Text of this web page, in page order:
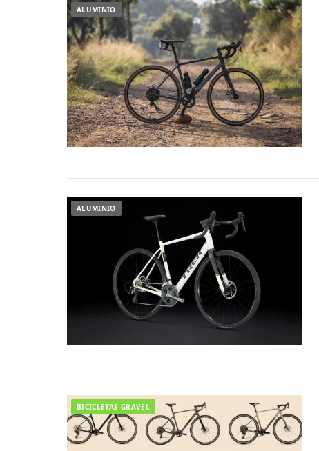
ALUMINIO
ALUMINIO
BICICLETAS GRAVEL